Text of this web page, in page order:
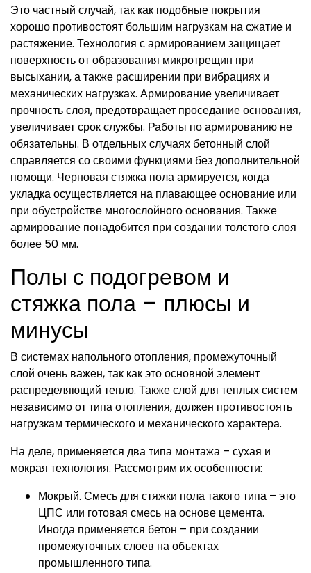
Это частный случай, так как подобные покрытия
хорошо противостоят большим нагрузкам на сжатие и
растяжение. Технология с армированием защищает
поверхность от образования микротрещин при
высыхании, а также расширении при вибрациях и
механических нагрузках. Армирование увеличивает
прочность слоя, предотвращает проседание основания,
увеличивает срок службы. Работы по армированию не
обязательны. В отдельных случаях бетонный слой
справляется со своими функциями без дополнительной
помощи. Черновая стяжка пола армируется, когда
укладка осуществляется на плавающее основание или
при обустройстве многослойного основания. Также
армирование понадобится при создании толстого слоя
более 50 мм.
Полы с подогревом и
стяжка пола – плюсы и
минусы
В системах напольного отопления, промежуточный
слой очень важен, так как это основной элемент
распределяющий тепло. Также слой для теплых систем
независимо от типа отопления, должен противостоять
нагрузкам термического и механического характера.
На деле, применяется два типа монтажа – сухая и
мокрая технология. Рассмотрим их особенности:
Мокрый. Смесь для стяжки пола такого типа – это
ЦПС или готовая смесь на основе цемента.
Иногда применяется бетон – при создании
промежуточных слоев на объектах
промышленного типа.